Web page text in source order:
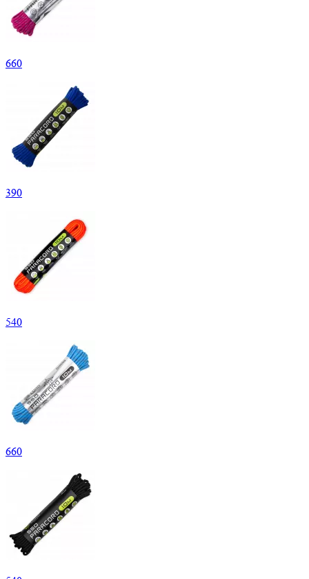
660
390
540
660